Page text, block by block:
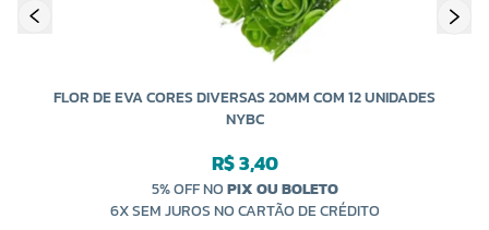
FLOR DE EVA CORES DIVERSAS 20MM COM 12 UNIDADES
NYBC
R$ 3,40
5% OFF NOPIX OU BOLETO
6X SEM JUROS NO CARTÃO DE CRÉDITO